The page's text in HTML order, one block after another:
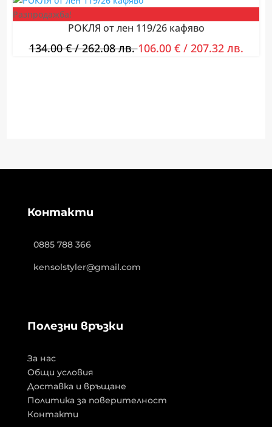
Разпродажба!
РОКЛЯ от лен 119/26 кафяво
134.00€/ 262.08 лв.106.00 €/ 207.32 лв.
Контакти
0885 788 366
kensolstyler@gmail.com
Полезни връзки
За нас
Общи условия
Доставка и връщане
Политика за поверителност
Контакти